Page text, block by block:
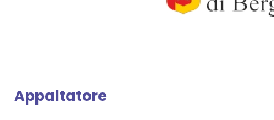
Appaltatore